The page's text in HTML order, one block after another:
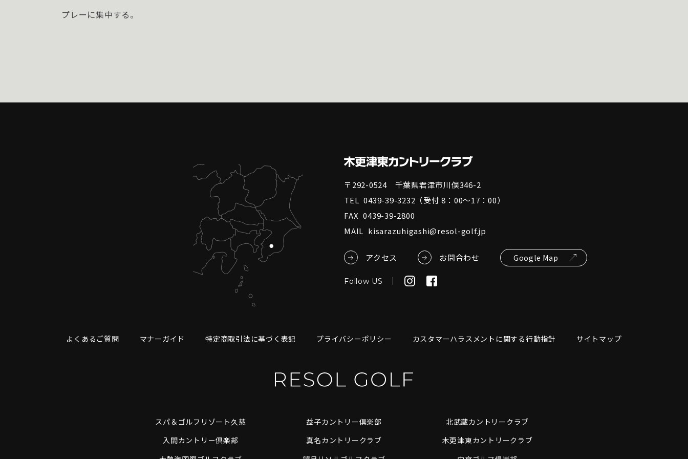
プレーに集中する。
〒292-0524 千葉県君津市川俣346-2
TEL 0439-39-3232 （受付 8：00～17：00）
FAX 0439-39-2800
MAIL kisarazuhigashi@resol-golf.jp
アクセス お問合わせ Google Map
Follow US
よくあるご質問 マナーガイド 特定商取引法に基づく表記 プライバシーポリシー カスタマーハラスメントに関する行動指針 サイトマップ
スパ＆ゴルフリゾート久慈 益子カントリー倶楽部
北武蔵カントリークラブ
入間カントリー倶楽部
真名カントリークラブ
木更津東カントリークラブ